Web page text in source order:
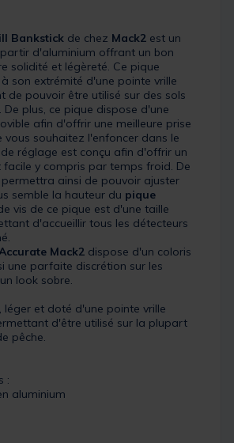
Bankstick de chez Mack2 est un
d'aluminium offrant un bon
solidité et légèreté. Ce pique
son extrémité d'une pointe vrille
de pouvoir être utilisé sur des sols
De plus, ce pique dispose d'une
afin d'offrir une meilleure prise
vous souhaitez l'enfoncer dans le
réglage est conçu afin d'offrir un
y compris par temps froid. De
ainsi de pouvoir ajuster
semble la hauteur du pique
vis de ce pique est d'une taille
d'accueillir tous les détecteurs
Mack2 dispose d'un coloris
une parfaite discrétion sur les
look sobre.
léger et doté d'une pointe vrille
d'être utilisé sur la plupart
pêche.
:
aluminium